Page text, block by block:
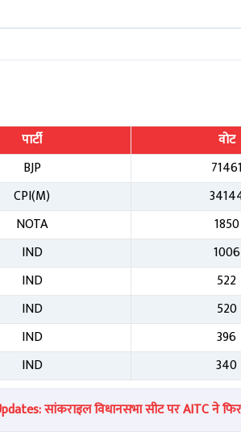
पार्टी
वोट
BJP
71461
CPI(M)
NOTA
1850
IND
1006
IND
522
IND
520
IND
396
IND 340
सांकराइल विधानसभा सीट पर AITC ने